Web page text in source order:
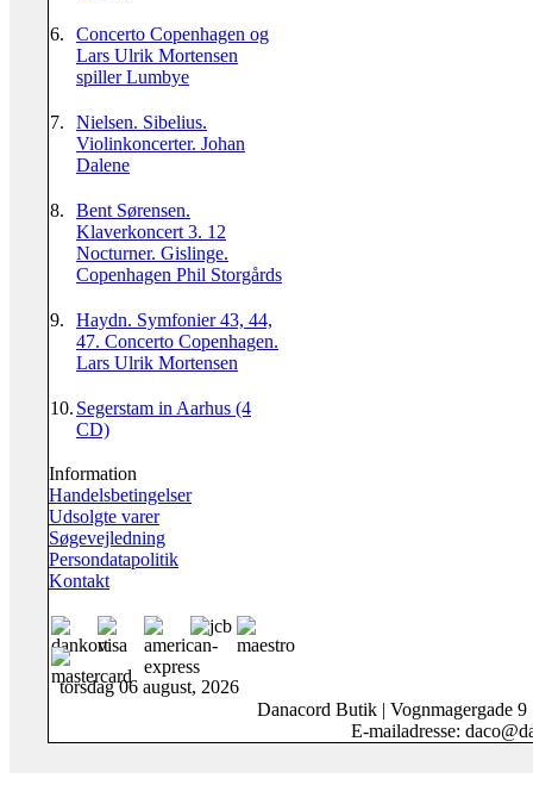
6.
Concerto Copenhagen og
Lars Ulrik Mortensen
spiller Lumbye
7.
Nielsen. Sibelius.
Violinkoncerter. Johan
Dalene
8.
Bent Sørensen.
Klaverkoncert 3. 12
Nocturner. Gislinge.
Copenhagen Phil Storgårds
9.
Haydn. Symfonier 43, 44,
47. Concerto Copenhagen.
Lars Ulrik Mortensen
10. Segerstam in Aarhus (4
CD)
Information
Handelsbetingelser
Udsolgte varer
Søgevejledning
Persondatapolitik
Kontakt
torsdag 06 august, 2026
Danacord Butik | Vognmagergade
E-mailadresse: